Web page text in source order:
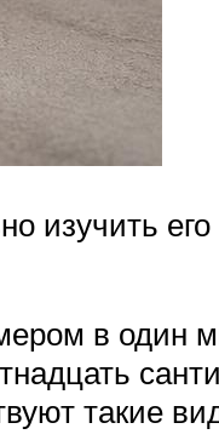
изучить
в один
такие